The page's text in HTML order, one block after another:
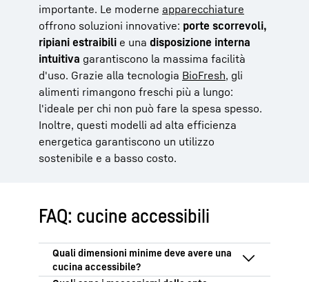
importante. Le moderne apparecchiature
offrono soluzioni innovative: porte scorrevoli,
ripiani estraibili e una disposizione interna
intuitiva garantiscono la massima facilità
d'uso. Grazie alla tecnologia BioFresh, gli
alimenti rimangono freschi più a lungo:
l'ideale per chi non può fare la spesa spesso.
Inoltre, questi modelli ad alta efficienza
energetica garantiscono un utilizzo
sostenibile e a basso costo.
FAQ: cucine accessibili